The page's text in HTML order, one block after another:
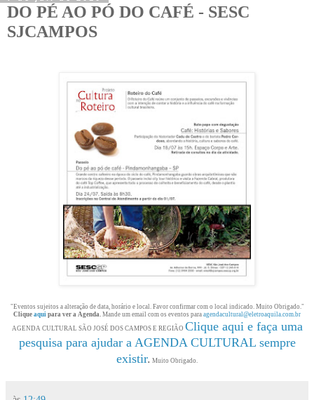
DO PÉ AO PÓ DO CAFÉ - SESC
SJCAMPOS
"Eventos sujeitos a alteração de data, horário e local. Favor confirmar com o local indicado. Muito Obrigado."
Clique aqui para ver a Agenda. Mande um email com os eventos para agendacultural@eletroaquila.com.br
AGENDA CULTURAL SÃO JOSÉ DOS CAMPOS E REGIÃO Clique aqui e faça uma
pesquisa para ajudar a AGENDA CULTURAL sempre
existir. Muito Obrigado.